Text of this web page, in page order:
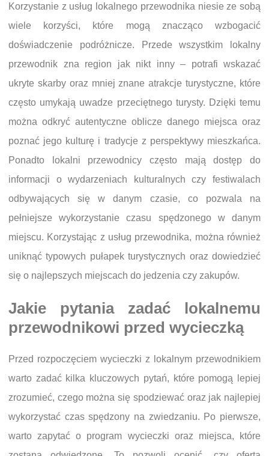
Korzystanie z usług lokalnego przewodnika niesie ze sobą
wiele korzyści, które mogą znacząco wzbogacić
doświadczenie podróżnicze. Przede wszystkim lokalny
przewodnik zna region jak nikt inny – potrafi wskazać
ukryte skarby oraz mniej znane atrakcje turystyczne, które
często umykają uwadze przeciętnego turysty. Dzięki temu
można odkryć autentyczne oblicze danego miejsca oraz
poznać jego kulturę i tradycje z perspektywy mieszkańca.
Ponadto lokalni przewodnicy często mają dostęp do
informacji o wydarzeniach kulturalnych czy festiwalach
odbywających się w danym czasie, co pozwala na
pełniejsze wykorzystanie czasu spędzonego w danym
miejscu. Korzystając z usług przewodnika, można również
uniknąć typowych pułapek turystycznych oraz dowiedzieć
się o najlepszych miejscach do jedzenia czy zakupów.
Jakie pytania zadać lokalnemu
przewodnikowi przed wycieczką
Przed rozpoczęciem wycieczki z lokalnym przewodnikiem
warto zadać kilka kluczowych pytań, które pomogą lepiej
zrozumieć, czego można się spodziewać oraz jak najlepiej
wykorzystać czas spędzony na zwiedzaniu. Po pierwsze,
warto zapytać o program wycieczki oraz miejsca, które